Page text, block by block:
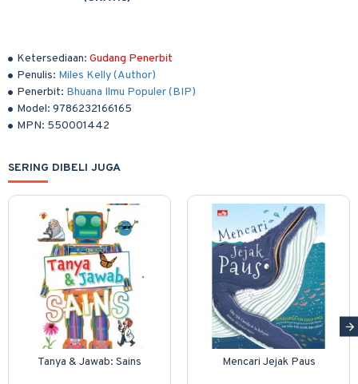
Ketersediaan: Gudang Penerbit
Penulis: Miles Kelly (Author)
Penerbit: Bhuana Ilmu Populer (BIP)
Model: 9786232166165
MPN: 550001442
SERING DIBELI JUGA
Tanya & Jawab: Sains Mencari Jejak Paus